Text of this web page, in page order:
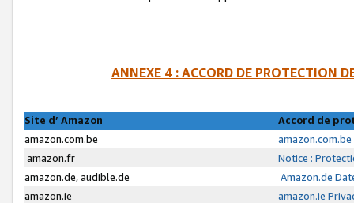
ANNEXE 4 : ACCORD DE PROTECTION
Site d’ Amazon
Accord de
amazon.com.be
amazon.fr
Notice :
amazon.de, audible.de
Amazon.de
amazon.ie
amazon.ie